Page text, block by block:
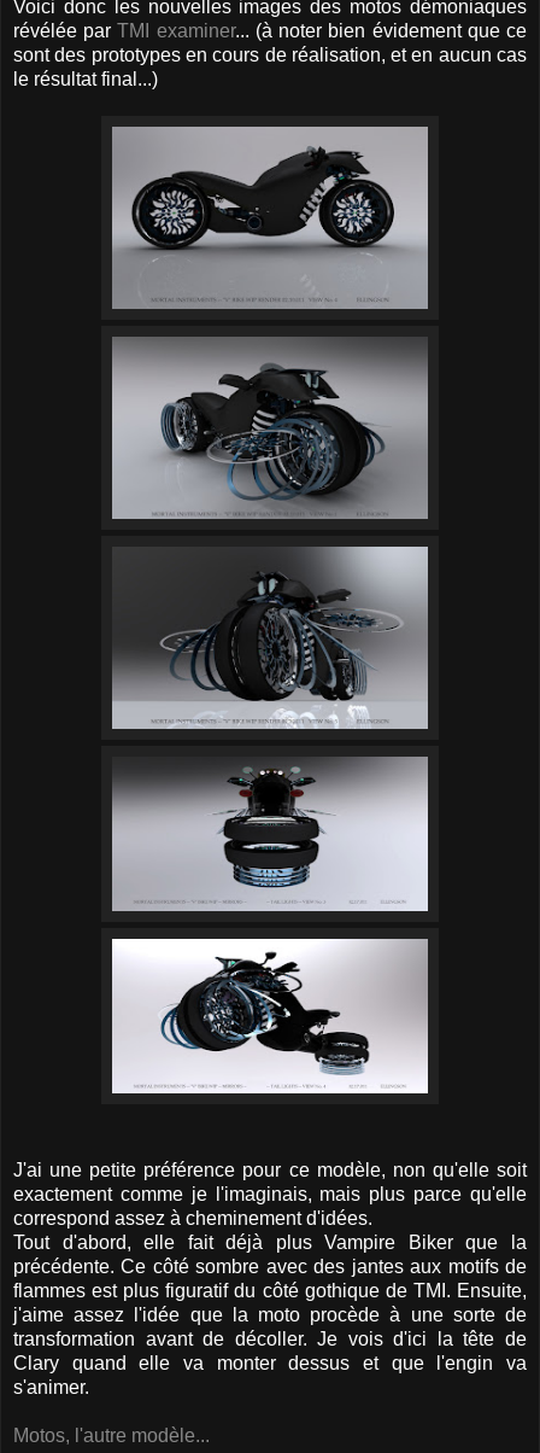
Voici donc les nouvelles images des motos démoniaques
révélée parTMI examiner... (à noter bien évidement que ce
sont des prototypes en cours de réalisation, et en aucun cas
le résultat final...)
J'ai une petite préférence pour ce modèle, non qu'elle soit
exactement comme je l'imaginais, mais plus parce qu'elle
correspond assez à cheminement d'idées.
Tout d'abord, elle fait déjà plus Vampire Biker que la
précédente. Ce côté sombre avec des jantes aux motifs de
flammes est plus figuratif du côté gothique de TMI. Ensuite,
j'aime assez l'idée que la moto procède à une sorte de
transformation avant de décoller. Je vois d'ici la tête de
Clary quand elle va monter dessus et que l'engin va
s'animer.
Motos, l'autre modèle...